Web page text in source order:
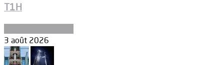
T1H
3 août 2026